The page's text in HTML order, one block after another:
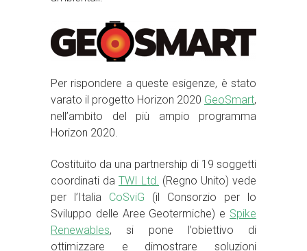
Per rispondere a queste esigenze, è stato
varato il progetto Horizon 2020 GeoSmart,
nell’ambito del più ampio programma
Horizon 2020.
Costituito da una partnership di 19 soggetti
coordinati da TWI Ltd. (Regno Unito) vede
per l’Italia CoSviG (il Consorzio per lo
Sviluppo delle Aree Geotermiche) e Spike
Renewables, si pone l’obiettivo di
ottimizzare e dimostrare soluzioni